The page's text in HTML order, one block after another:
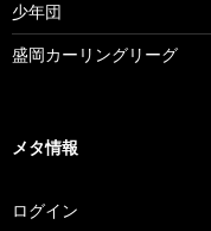
少年団
盛岡カーリングリーグ
メタ情報
ログイン